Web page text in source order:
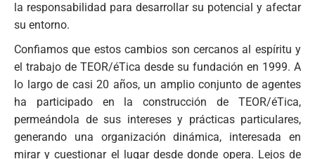
la responsabilidad para desarrollar su potencial y afectar
su entorno.
Confiamos que estos cambios son cercanos al espíritu y
el trabajo de TEOR/éTica desde su fundación en 1999. A
lo largo de casi 20 años, un amplio conjunto de agentes
ha participado en la construcción de TEOR/éTica,
permeándola de sus intereses y prácticas particulares,
generando una organización dinámica, interesada en
mirar y cuestionar el lugar desde donde opera. Lejos de